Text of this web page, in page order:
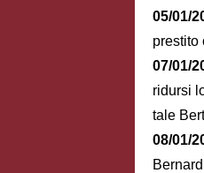
05/01/
prestito
07/01/
ridursi
tale
08/01/